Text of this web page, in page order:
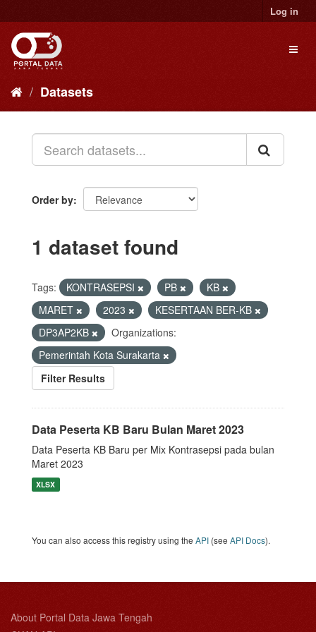
to
content
Log in
Datasets
Order by
1 dataset found
Tags: KONTRASEPSI PB
KB
MARET
2023
KESERTAAN BER-KB
DP3AP2KB
Organizations:
Pemerintah Kota Surakarta
Filter Results
Data Peserta KB Baru Bulan Maret 2023
Data Peserta KB Baru per Mix Kontrasepsi pada bulan
Maret 2023
XLSX
You can also access this registry using the API (see API Docs).
About Portal Data Jawa Tengah